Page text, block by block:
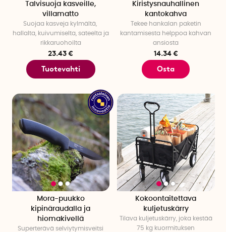
Talvisuoja kasveille,
villamatto
Suojaa kasveja kylmältä,
hallalta, kuivumiselta, sateelta ja
rikkaruohoilta
23.43 €
Tuotevahti
Kiristysnauhallinen
kantokahva
Tekee hankalan paketin
kantamisesta helppoa kahvan
ansiosta
14.34 €
Osta
Mora-puukko
kipinäraudalla ja
hiomakivellä
Superterävä selviytymisveitsi
Kokoontaitettava
kuljetuskärry
Tilava kuljetuskärry, joka kestää
75 kg kuormituksen